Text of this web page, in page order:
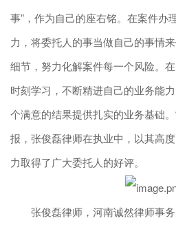
事”，作为自己的座右铭。在案件办
力，将委托人的事当做自己的事情
细节，努力化解案件每一个风险。
时刻学习，不断精进自己的业务能
个满意的结果提供扎实的业务基础
报，张俊磊律师在执业中，以其高
力取得了广大委托人的好评。
张俊磊律师，河南诚然律师事务